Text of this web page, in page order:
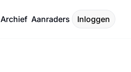
Archief Aanraders Inloggen